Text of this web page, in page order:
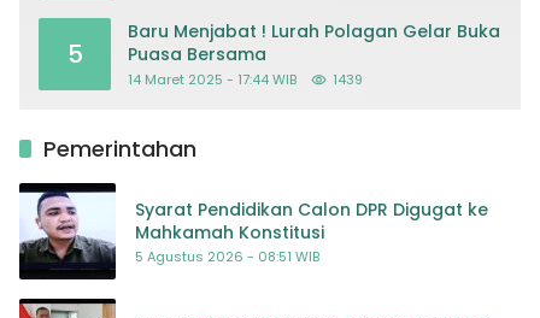
5
Baru Menjabat ! Lurah Polagan Gelar Buka
Puasa Bersama
14 Maret 2025 - 17:44 WIB 1439
Pemerintahan
Syarat Pendidikan Calon DPR Digugat ke
Mahkamah Konstitusi
5 Agustus 2026 - 08:51 WIB